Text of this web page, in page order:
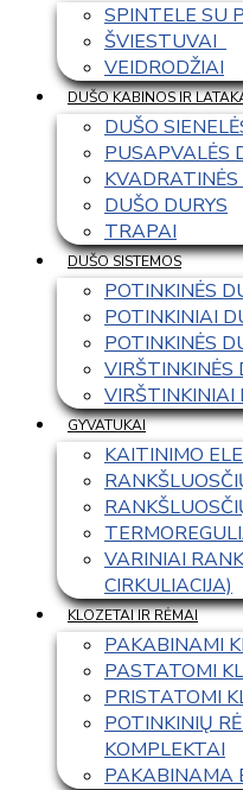
SPINTELE SU
ŠVIESTUVAI
VEIDRODŽIAI
DUŠO KABINOS IR
DUŠO
PUSAPVALĖS
DUŠO DURYS
TRAPAI
DUŠO SISTEMOS
POTINKINĖS
POTINKINIAI
POTINKINĖS
VIRŠTINKINĖS
VIRŠTINKINIAI
GYVATUKAI
KAITINIMO
VARINIAI
CIRKULIACIJA)
KLOZETAI IR RĖMAI
PAKABINAMI
PASTATOMI
PRISTATOMI
POTINKINIŲ
KOMPLEKTAI
PAKABINAMA